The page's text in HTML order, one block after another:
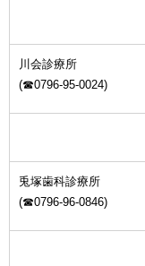
川会診療所
(☎0796-95-0024)
兎塚歯科診療所
(☎0796-96-0846)